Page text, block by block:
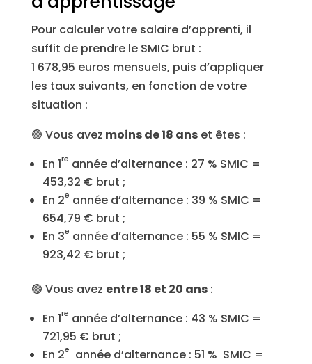
Pour calculer votre salaire d’apprenti, il
suffit de prendre le SMIC brut :
1 678,95 euros mensuels, puis d’appliquer
les taux suivants, en fonction de votre
situation :
🟢 Vous avez moins de 18 anset êtes :
En 1re année d’alternance : 27 % SMIC =
453,32 € brut ;
En 2e année d’alternance : 39 % SMIC =
654,79 € brut ;
En 3e année d’alternance : 55 % SMIC =
923,42 € brut ;
🟢 Vous avez entre 18 et 20 ans:
En 1re année d’alternance : 43 % SMIC =
721,95 € brut ;
En 2e
année d’alternance : 51 % SMIC =